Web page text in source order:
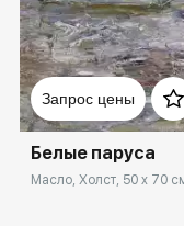
Запрос цены
Домен:
Белые паруса
Масло, Холст, 50 x 70